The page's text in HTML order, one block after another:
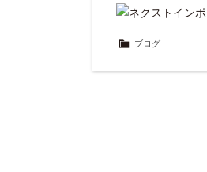
ブログ